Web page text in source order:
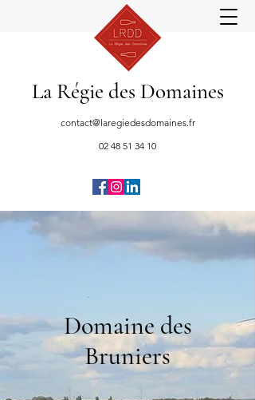
La Régie des Domaines
contact@laregiedesdomaines.fr
02 48 51 34 10
Domaine des
Bruniers